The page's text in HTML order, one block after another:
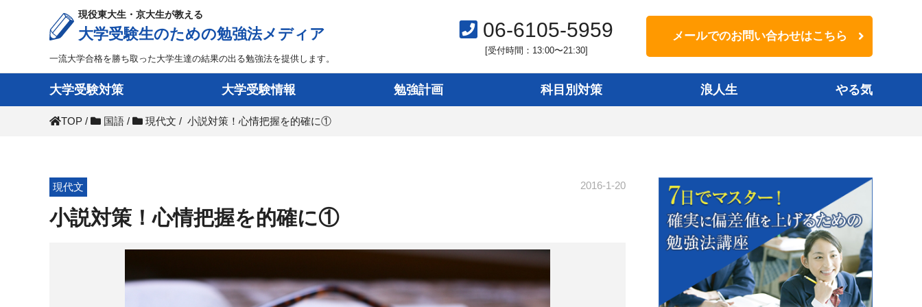
現役東大生・京大生が教える
大学受験生のための勉強法メディア
一流大学合格を勝ち取った大学生達の結果の出る勉強法を提供します。
06-6105-5959
[受付時間：13:00〜21:30]
メールでのお問い合わせはこちら
大学受験対策 大学受験情報 勉強計画 科目別対策 浪人生 やる気
TOP / 国語 / 現代文 / 小説対策！心情把握を的確に①
現代文 2016-1-20
小説対策！心情把握を的確に①